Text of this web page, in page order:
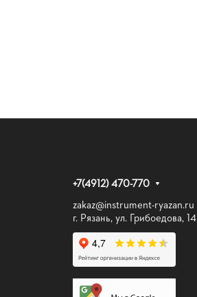
+7(4912) 470-770
zakaz@instrument-ryazan.ru
г. Рязань, ул. Грибоедова, 14